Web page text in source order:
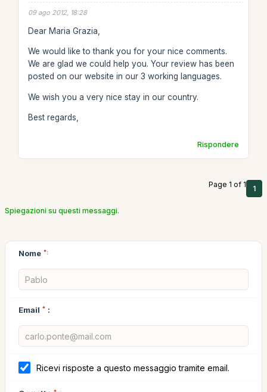
09 ago 2012, 18:28
Dear Maria Grazia,
We would like to thank you for your nice comments.
We are glad we could help you. Your review has been
posted on our website in our 3 working languages.
We wish you a very nice stay in our country.
Best regards,
Rispondere
Page 1 of 1 1
Spiegazioni su questi messaggi.
Nome *:
Email * :
Ricevi risposte a questo messaggio tramite email.